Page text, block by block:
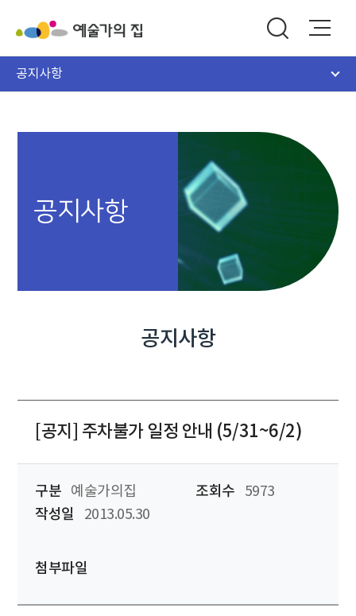
공지사항
공지사항
공지사항
[공지] 주차불가 일정 안내 (5/31~6/2)
구분 예술가의집 조회수
5973
작성일
2013.05.30
첨부파일